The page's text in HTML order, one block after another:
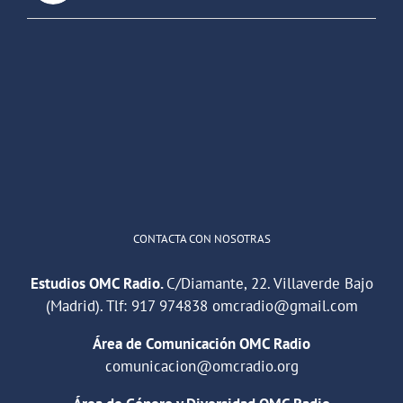
CONTACTA CON NOSOTRAS
Estudios OMC Radio.C/Diamante, 22. Villaverde Bajo
(Madrid). Tlf: 917 974838 omcradio@gmail.com
Área de Comunicación OMC Radio
comunicacion@omcradio.org